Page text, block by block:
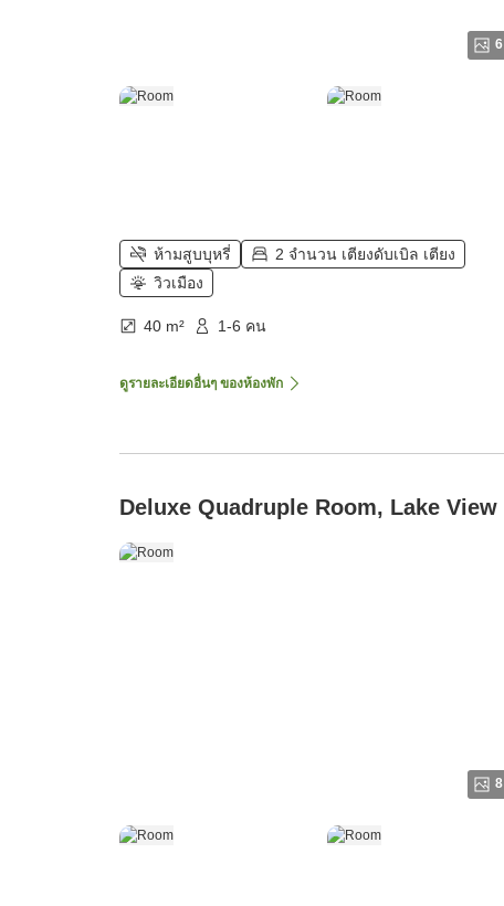
6
ห้ามสูบบุหรี่
2 จำนวน เตียงดับเบิล เตียง
วิวเมือง
40 m² 1-6 คน
ดูรายละเอียดอื่นๆ ของห้องพัก
Deluxe Quadruple Room, Lake View
8